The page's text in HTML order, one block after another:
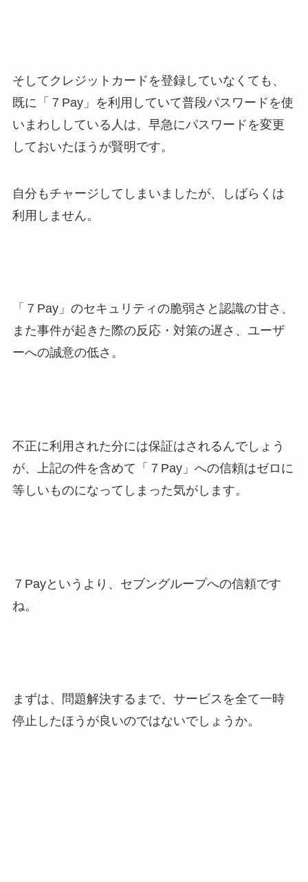
そしてクレジットカードを登録していなくても、
既に「７Pay」を利用していて普段パスワードを使
いまわししている人は、早急にパスワードを変更
しておいたほうが賢明です。
自分もチャージしてしまいましたが、しばらくは
利用しません。
「７Pay」のセキュリティの脆弱さと認識の甘さ、
また事件が起きた際の反応・対策の遅さ、ユーザ
ーへの誠意の低さ。
不正に利用された分には保証はされるんでしょう
が、上記の件を含めて「７Pay」への信頼はゼロに
等しいものになってしまった気がします。
７Payというより、セブングループへの信頼です
ね。
まずは、問題解決するまで、サービスを全て一時
停止したほうが良いのではないでしょうか。